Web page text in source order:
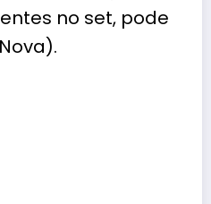
no set, pode